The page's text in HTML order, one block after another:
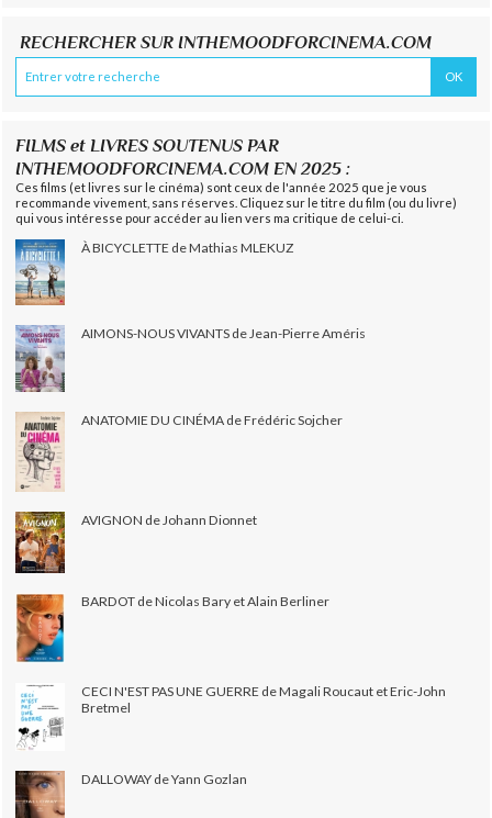
RECHERCHER SUR INTHEMOODFORCINEMA.COM
FILMS et LIVRES SOUTENUS PAR
INTHEMOODFORCINEMA.COM EN 2025 :
Ces films (et livres sur le cinéma) sont ceux de l'année 2025 que je vous
recommande vivement, sans réserves. Cliquez sur le titre du film (ou du livre)
qui vous intéresse pour accéder au lien vers ma critique de celui-ci.
À BICYCLETTE de Mathias MLEKUZ
AIMONS-NOUS VIVANTS de Jean-Pierre Améris
ANATOMIE DU CINÉMA de Frédéric Sojcher
AVIGNON de Johann Dionnet
BARDOT de Nicolas Bary et Alain Berliner
CECI N'EST PAS UNE GUERRE de Magali Roucaut et Eric-John
Bretmel
DALLOWAY de Yann Gozlan